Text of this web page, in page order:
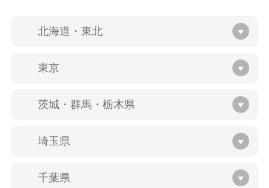
北海道・東北
東京
茨城・群馬・栃木県
埼玉県
千葉県